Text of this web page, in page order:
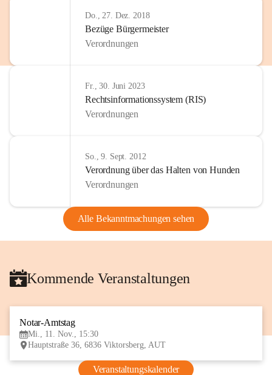
Do., 27. Dez. 2018
Bezüge Bürgermeister
Verordnungen
Fr., 30. Juni 2023
Rechtsinformationssystem (RIS)
Verordnungen
So., 9. Sept. 2012
Verordnung über das Halten von Hunden
Verordnungen
Alle Bekanntmachungen sehen
Kommende Veranstaltungen
Notar-Amtstag
Mi., 11. Nov., 15:30
Hauptstraße 36, 6836 Viktorsberg, AUT
Veranstaltungskalender